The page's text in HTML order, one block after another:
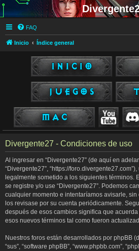
FAQ
Inicio Índice general
Divergente27 - Condiciones de uso
Al ingresar en “Divergente27” (de aquí en
“Divergente27”, “https://
legalmente sometido a los siguientes términos.
se registre y/o use “Divergente27”. Podemos
cualquier momento e intentaríamos avisarle,
los revisase por su cuenta periódicamente.
después de esos cambios significa que
esos nuevos términos tal como fueron
Nuestros foros están desarrollados por phpBB
“sus”, “software phpBB”, “www.phpbb.com”,